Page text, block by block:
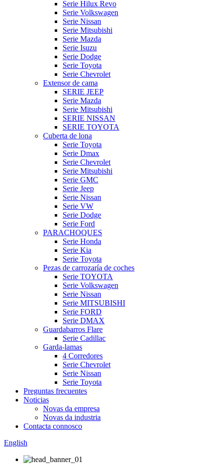
Serie Hilux Revo
Serie Volkswagen
Serie Nissan
Serie Mitsubishi
Serie Mazda
Serie Isuzu
Serie Dodge
Serie Toyota
Serie Chevrolet
Extensor de cama
SERIE JEEP
Serie Mazda
Serie Mitsubishi
SERIE NISSAN
SERIE TOYOTA
Cuberta de lona
Serie Toyota
Serie Dmax
Serie Chevrolet
Serie Mitsubishi
Serie GMC
Serie Jeep
Serie Nissan
Serie VW
Serie Dodge
Serie Ford
PARACHOQUES
Serie Honda
Serie Kia
Serie Toyota
Pezas de carrozaría de coches
Serie TOYOTA
Serie Volkswagen
Serie Nissan
Serie MITSUBISHI
Serie FORD
Serie DMAX
Guardabarros Flare
Serie Cadillac
Garda-lamas
4 Corredores
Serie Chevrolet
Serie Nissan
Serie Toyota
Preguntas frecuentes
Noticias
Novas da empresa
Novas da industria
Contacta connosco
English